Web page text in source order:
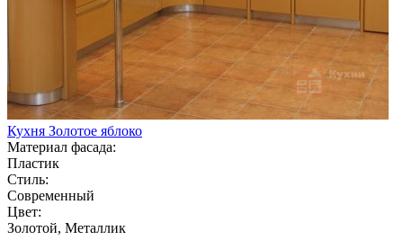
Кухня Золотое яблоко
Материал фасада:
Пластик
Стиль:
Современный
Цвет:
Золотой, Металлик